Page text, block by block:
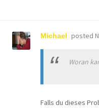
Michael posted
Woran
Falls du dieses